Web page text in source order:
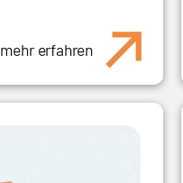
mehr erfahren